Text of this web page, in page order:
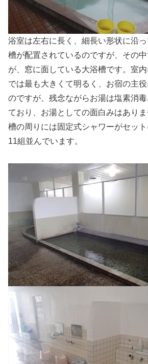
浴室は左右に長く、細長い形状に沿
槽が配置されているのですが、その
が、窓に面している大浴槽です。室
では最も大きくて明るく、お宿の主
のですが、残念ながらお湯は塩素消
ており、お湯としての面白みはあり
槽の周りには固定式シャワーがセッ
11組並んでいます。